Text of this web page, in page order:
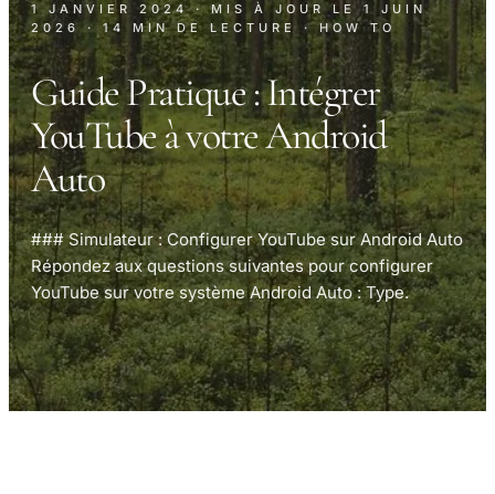
1 JANVIER 2024 · MIS À JOUR LE1 JUIN
2026
· 14 MIN DE LECTURE · HOW TO
Guide Pratique : Intégrer
YouTube à votre Android
Auto
### Simulateur : Configurer YouTube sur Android Auto
Répondez aux questions suivantes pour configurer
YouTube sur votre système Android Auto : Type.